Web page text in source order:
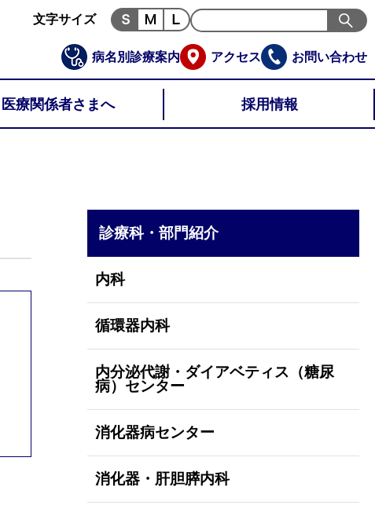
医療関係者さまへ 採用情報
文字サイズ
病名別診療案内 アクセス お問い合わせ
診療科・部門紹介
内科
循環器内科
内分泌代謝・ダイアベティス（糖尿
病）センター
消化器病センター
消化器・肝胆膵内科